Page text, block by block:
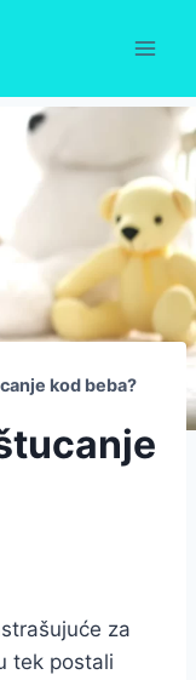
kod beba?
za
tek postali